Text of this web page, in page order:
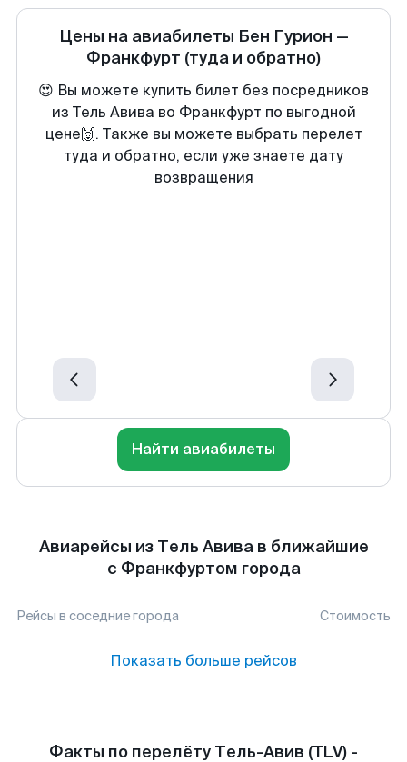
Цены на авиабилеты Бен Гурион —
Франкфурт (туда и обратно)
😍 Вы можете купить билет без посредников
из Тель Авива во Франкфурт по выгодной
цене🙌. Также вы можете выбрать перелет
туда и обратно, если уже знаете дату
возвращения
Найти авиабилеты
Авиарейсы из Тель Авива в ближайшие
с Франкфуртом города
Рейсы в соседние города Стоимость
Показать больше рейсов
Факты по перелёту Тель-Авив (TLV) -